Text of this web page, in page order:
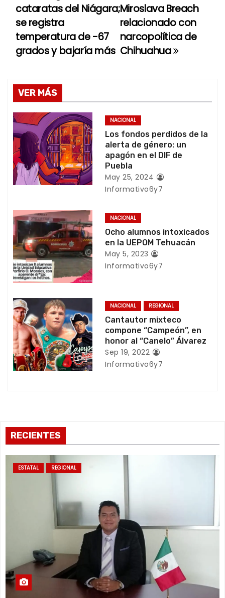
a
v
e
g
a
c
i
ó
n
d
e
e
n
t
r
a
d
Miroslava Breach
relacionado con
narcopolítica de
Chihuahua
cataratas del Niágara;
se registra
temperatura de -67
grados y bajaría más
VER MÁS
NACIONAL
Los fondos perdidos de la
alerta de género: un
apagón en el DIF de
Puebla
May 25, 2024
Informativo6y7
NACIONAL
Ocho alumnos intoxicados
en la UEPOM Tehuacán
May 5, 2023
Informativo6y7
NACIONAL REGIONAL
Cantautor mixteco
compone “Campeón”, en
honor al “Canelo” Álvarez
Sep 19, 2022
Informativo6y7
RECIENTES
ESTATAL REGIONAL